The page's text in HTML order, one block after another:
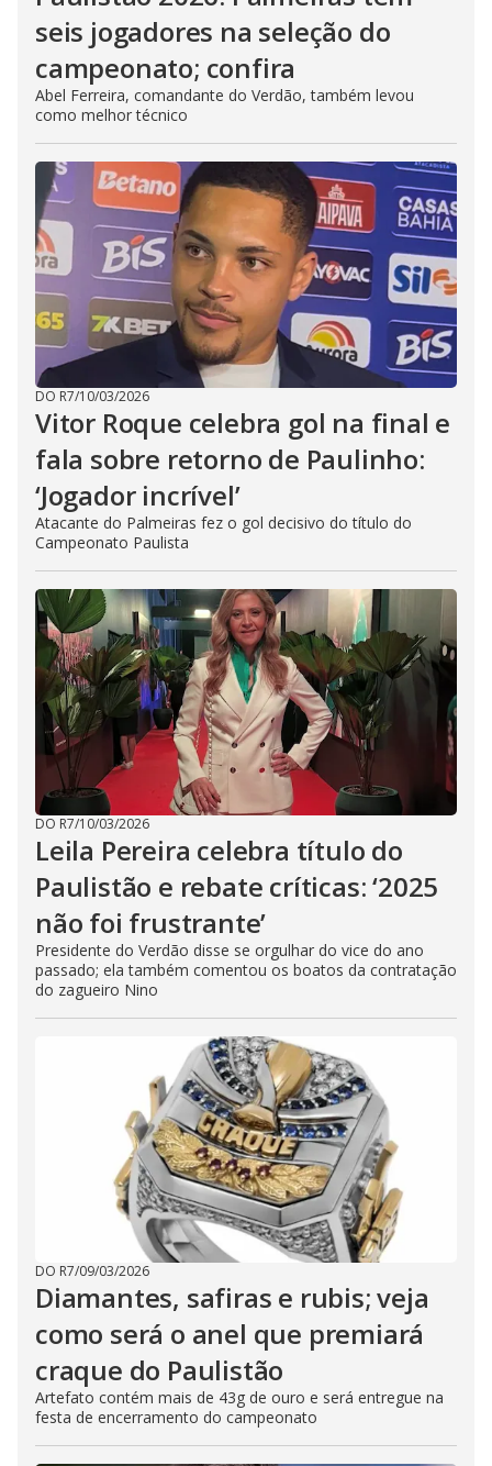
seis jogadores na seleção do
campeonato; confira
Abel Ferreira, comandante do Verdão, também levou
como melhor técnico
DO R7/10/03/2026
Vitor Roque celebra gol na final e
fala sobre retorno de Paulinho:
‘Jogador incrível’
Atacante do Palmeiras fez o gol decisivo do título do
Campeonato Paulista
DO R7/10/03/2026
Leila Pereira celebra título do
Paulistão e rebate críticas: ‘2025
não foi frustrante’
Presidente do Verdão disse se orgulhar do vice do ano
passado; ela também comentou os boatos da contratação
do zagueiro Nino
DO R7/09/03/2026
Diamantes, safiras e rubis; veja
como será o anel que premiará
craque do Paulistão
Artefato contém mais de 43g de ouro e será entregue na
festa de encerramento do campeonato